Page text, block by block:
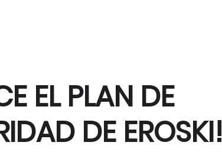
EL PLAN DE
DE EROSKI!